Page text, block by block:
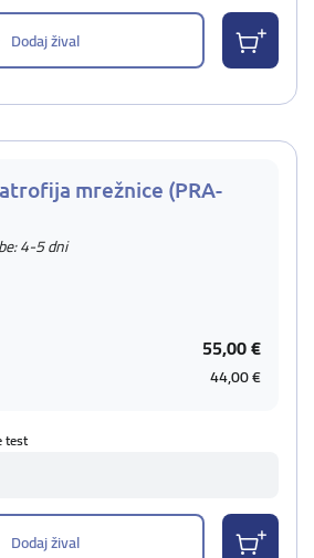
Dodaj žival
mrežnice (PRA-
4-5 dni
55,00 €
44,00 €
test
Dodaj žival